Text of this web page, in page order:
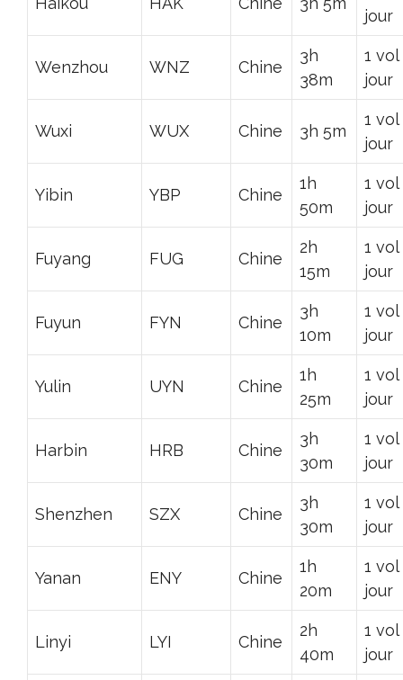
jour
Wenzhou WNZ Chine
3h
38m
1
jour
Wuxi WUX Chine 3h 5m
1
jour
Yibin YBP Chine
1h
50m
1
jour
Fuyang FUG Chine
2h
15m
1
jour
Fuyun FYN Chine
3h
10m
1
jour
Yulin UYN Chine
1h
25m
1
jour
Harbin HRB Chine
3h
30m
1
jour
Shenzhen SZX Chine
3h
30m
1
jour
Yanan ENY Chine
1h
20m
1
jour
Linyi LYI Chine
2h
40m
1
jour